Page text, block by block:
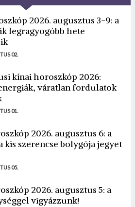
2026. augusztus 3-9: a
legragyogóbb hete
02.
kínai horoszkóp 2026:
váratlan fordulatok
01.
2026. augusztus 6: a
kis szerencse bolygója jegyet
05.
2026. augusztus 5: a
vigyázzunk!